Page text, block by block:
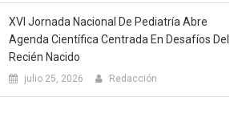
XVI Jornada Nacional De Pediatría Abre
Agenda Científica Centrada En Desafíos Del
Recién Nacido
julio 25, 2026 Redacción